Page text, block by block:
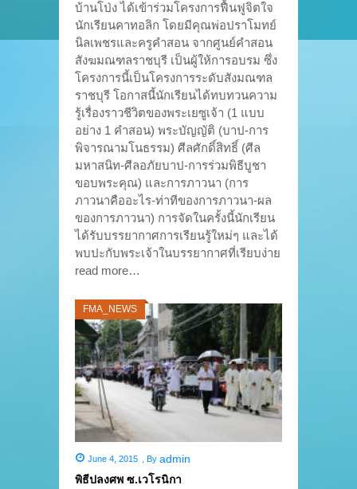
บ้านโป่ง ได้เข้าร่วมโครงการฟื้นฟูจิตใจ
นักเรียนคาทอลิก โดยมีคุณพ่อปราโมทย์
นิลเพชรและครูคำสอน จากศูนย์คำสอน
สังฆมณฑลราชบุรี เป็นผู้ให้การอบรม ซึ่ง
โครงการนี้เป็นโครงการระดับสังมณฑล
ราชบุรี โอกาสนี้นักเรียนได้ทบทวนความ
รู้เรื่องราวชีวิตของพระเยซูเจ้า (1 แบบ
อย่าง 1 คำสอน) พระบัญญัติ (บาป-การ
พิจารณามโนธรรม) ศีลศักดิ์สิทธิ์ (ศีล
มหาสนิท-ศีลอภัยบาป-การร่วมพิธีบูชา
ขอบพระคุณ) และการภาวนา (การ
ภาวนาคืออะไร-ท่าทีของการภาวนา-ผล
ของการภาวนา) การจัดในครั้งนี้นักเรียน
ได้รับบรรยากาศการเรียนรู้ใหม่ๆ และได้
พบปะกับพระเจ้าในบรรยากาศที่เรียบง่าย
read more…
FMA_NEWS
June 4, 2015 By admin
พิธีปลงศพ ซ.เวโรนิกา